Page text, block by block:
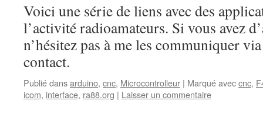
Voici une série de liens avec des
l’activité radioamateurs. Si vous avez
n’hésitez pas à me les communiquer
contact.
Publié dansarduino, cnc, Microcontrolleur | Marqué aveccnc,
icom, interface, ra88.org | Laisser un commentaire